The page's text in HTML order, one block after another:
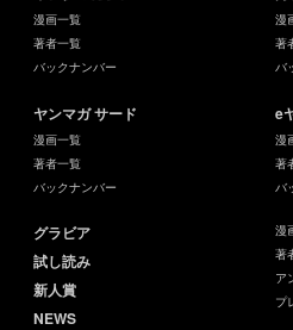
漫画一覧
著者一覧
バックナンバー
漫
著
バ
ヤンマガ サード
漫画一覧
著者一覧
バックナンバー
e
漫
著
バ
グラビア
試し読み
新人賞
NEWS
漫
著
ア
プ